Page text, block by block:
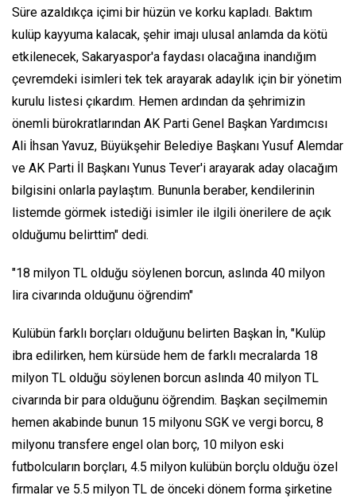
Süre azaldıkça içimi bir hüzün ve korku kapladı. Baktım
kulüp kayyuma kalacak, şehir imajı ulusal anlamda da kötü
etkilenecek, Sakaryaspor'a faydası olacağına inandığım
çevremdeki isimleri tek tek arayarak adaylık için bir yönetim
kurulu listesi çıkardım. Hemen ardından da şehrimizin
önemli bürokratlarından AK Parti Genel Başkan Yardımcısı
Ali İhsan Yavuz, Büyükşehir Belediye Başkanı Yusuf Alemdar
ve AK Parti İl Başkanı Yunus Tever'i arayarak aday olacağım
bilgisini onlarla paylaştım. Bununla beraber, kendilerinin
listemde görmek istediği isimler ile ilgili önerilere de açık
olduğumu belirttim" dedi.
"18 milyon TL olduğu söylenen borcun, aslında 40 milyon
lira civarında olduğunu öğrendim"
Kulübün farklı borçları olduğunu belirten Başkan İn, "Kulüp
ibra edilirken, hem kürsüde hem de farklı mecralarda 18
milyon TL olduğu söylenen borcun aslında 40 milyon TL
civarında bir para olduğunu öğrendim. Başkan seçilmemin
hemen akabinde bunun 15 milyonu SGK ve vergi borcu, 8
milyonu transfere engel olan borç, 10 milyon eski
futbolcuların borçları, 4.5 milyon kulübün borçlu olduğu özel
firmalar ve 5.5 milyon TL de önceki dönem forma şirketine